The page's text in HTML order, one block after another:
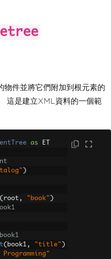
件並將它們附加到根元素的
這是建立XML資料的一個範
as ET
)
( root , "book" )
( book1, "title" )